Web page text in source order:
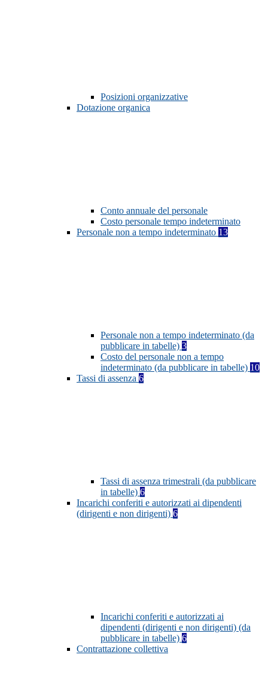
Posizioni organizzative
Dotazione organica
Conto annuale del personale
Costo personale tempo indeterminato
Personale non a tempo indeterminato 13
Personale non a tempo indeterminato (da
pubblicare in tabelle) 3
Costo del personale non a tempo
indeterminato (da pubblicare in tabelle) 10
Tassi di assenza 6
Tassi di assenza trimestrali (da pubblicare
in tabelle) 6
Incarichi conferiti e autorizzati ai dipendenti
(dirigenti e non dirigenti) 6
Incarichi conferiti e autorizzati ai
dipendenti (dirigenti e non dirigenti) (da
pubblicare in tabelle) 6
Contrattazione collettiva